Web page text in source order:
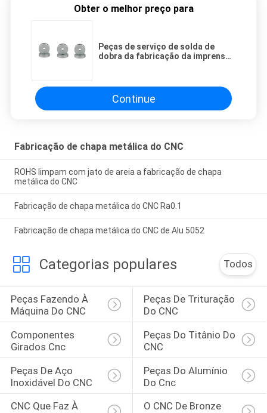
Obter o melhor preço para
Peças de serviço de solda de
dobra da fabricação da imprensa
Continue
Fabricação de chapa metálica do CNC
ROHS limpam com jato de areia a fabricação de chapa
metálica do CNC
Fabricação de chapa metálica do CNC Ra0.1
Fabricação de chapa metálica do CNC de Alu 5052
Categorias populares Todos
Peças Fazendo À
Máquina Do CNC
Peças De Trituração
Do CNC
Componentes
Girados Cnc
Peças Do Titânio Do
CNC
Peças De Aço
Inoxidável Do CNC
Peças Do Alumínio
Do Cnc
CNC Que Faz À
O CNC De Bronze